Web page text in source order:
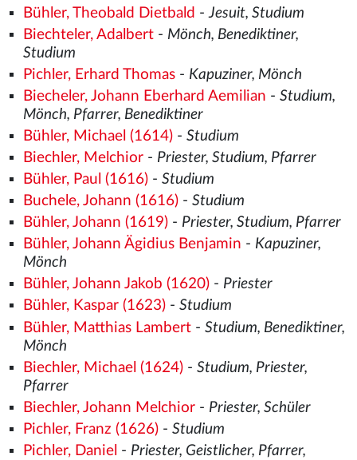
Bühler, Theobald Dietbald - Jesuit, Studium
Biechteler, Adalbert- Mönch, Benediktiner,
Studium
Pichler, Erhard Thomas- Kapuziner, Mönch
Biecheler, Johann Eberhard Aemilian - Studium,
Mönch, Pfarrer, Benediktiner
Bühler, Michael (1614)- Studium
Biechler, Melchior- Priester, Studium, Pfarrer
Bühler, Paul (1616)- Studium
Buchele, Johann (1616)- Studium
Bühler, Johann (1619)- Priester, Studium, Pfarrer
Bühler, Johann Ägidius Benjamin - Kapuziner,
Mönch
Bühler, Johann Jakob (1620)- Priester
Bühler, Kaspar (1623)- Studium
Bühler, Matthias Lambert- Studium, Benediktiner,
Mönch
Biechler, Michael (1624)- Studium, Priester,
Pfarrer
Biechler, Johann Melchior- Priester, Schüler
Pichler, Franz (1626)- Studium
Pichler, Daniel - Priester, Geistlicher, Pfarrer,